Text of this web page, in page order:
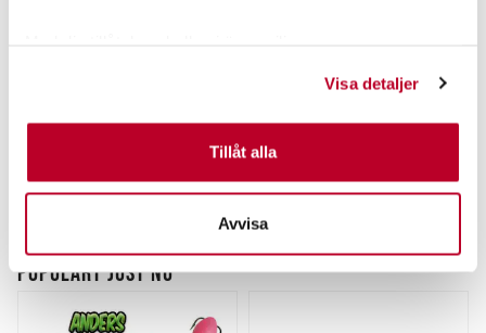
Identifiera din enhet genom att aktivt skanna den för
specifika kännetecken (fingeravtryck)
Ta reda på mer om hur dina personliga uppgifter
Du kan ändra eller dra tillbaka ditt samtycke när som
helst från cookie-förklaringen.
Vi använder enhetsidentifierare för att anpassa innehållet
Visa detaljer
Tillåt alla
Avvisa
POPULÄRT JUST NU